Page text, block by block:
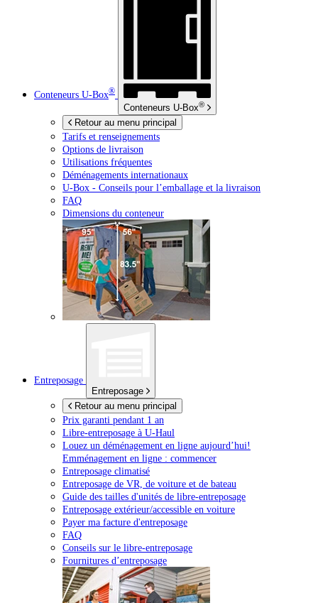
Conteneurs U-Box®
Conteneurs U-Box®
Retour au menu principal
Tarifs et renseignements
Options de livraison
Utilisations fréquentes
Déménagements internationaux
U-Box - Conseils pour l’emballage et la livraison
FAQ
Dimensions du conteneur
Entreposage
Entreposage
Retour au menu principal
Prix garanti pendant 1 an
Libre-entreposage à U-Haul
Louez un déménagement en ligne aujourd’hui!
Emménagement en ligne : commencer
Entreposage climatisé
Entreposage de VR, de voiture et de bateau
Guide des tailles d'unités de libre-entreposage
Entreposage extérieur/accessible en voiture
Payer ma facture d'entreposage
FAQ
Conseils sur le libre-entreposage
Fournitures d’entreposage